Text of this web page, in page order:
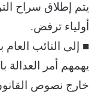
يتم إطلاق سراح
أولياء ترفض.
■ إلى النائب
يهمهم أمر
خارج نصوص